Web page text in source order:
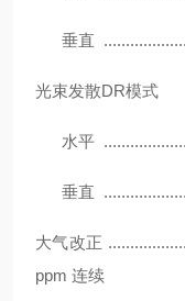
垂直
光束发散DR模式
水平
垂直
大气改正
ppm 连续